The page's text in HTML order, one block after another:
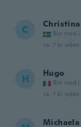
C Christina
Ble med i
ca. 7 år siden
H Hugo
Ble med i
ca. 7 år siden
Michaela